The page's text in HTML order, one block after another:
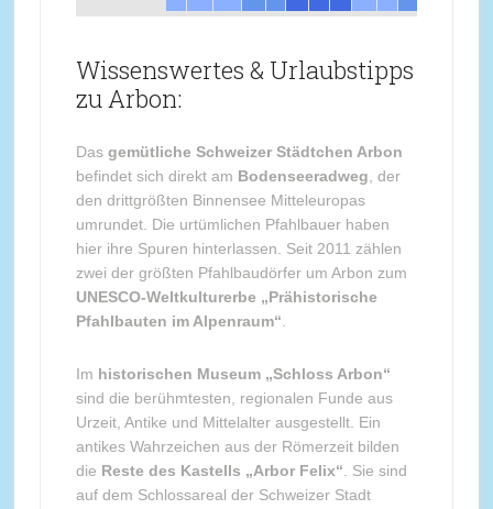
Wissenswertes & Urlaubstipps
zu Arbon:
Das gemütliche Schweizer Städtchen Arbon
befindet sich direkt am Bodenseeradweg , der
den drittgrößten Binnensee Mitteleuropas
umrundet. Die urtümlichen Pfahlbauer haben
hier ihre Spuren hinterlassen. Seit 2011 zählen
zwei der größten Pfahlbaudörfer um Arbon zum
UNESCO-Weltkulturerbe „Prähistorische
Pfahlbauten im Alpenraum“
Im historischen Museum „Schloss Arbon“
sind die berühmtesten, regionalen Funde aus
Urzeit, Antike und Mittelalter ausgestellt. Ein
antikes Wahrzeichen aus der Römerzeit bilden
die Reste des Kastells „Arbor Felix“ . Sie sind
auf dem Schlossareal der Schweizer Stadt